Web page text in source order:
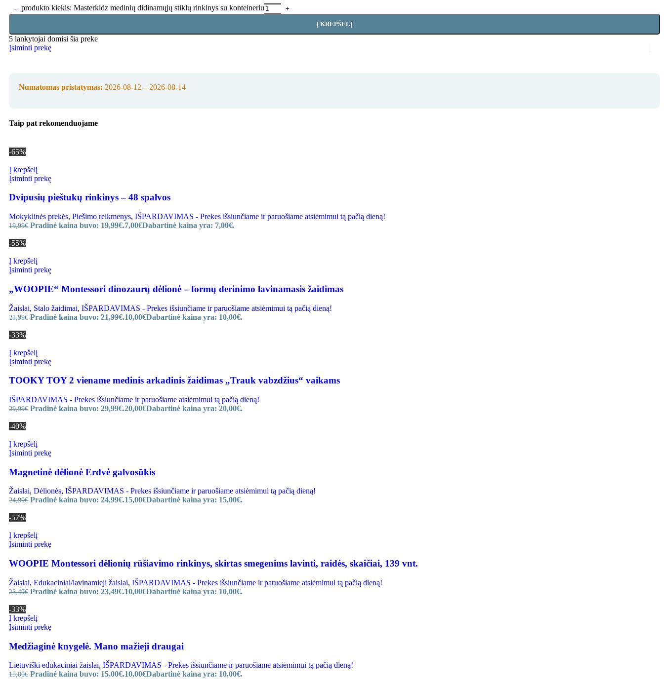
produkto kiekis: Masterkidz medinių didinamųjų stiklų rinkinys su konteineriu
Į KREPŠELĮ
5 lankytojai domisi šia preke
Įsiminti prekę
Numatomas pristatymas: 2026-08-12 – 2026-08-14
Taip pat rekomenduojame
-65%
Į krepšelį
Įsiminti prekę
Dvipusių pieštukų rinkinys – 48 spalvos
Mokyklinės prekės, Piešimo reikmenys, IŠPARDAVIMAS - Prekes išsiunčiame ir paruošiame atsiėmimui tą pačią dieną!
19,99€ Pradinė kaina buvo: 19,99€.7,00€Dabartinė kaina yra: 7,00€.
-55%
Į krepšelį
Įsiminti prekę
„WOOPIE“ Montessori dinozaurų dėlionė – formų derinimo lavinamasis žaidimas
Žaislai, Stalo žaidimai, IŠPARDAVIMAS - Prekes išsiunčiame ir paruošiame atsiėmimui tą pačią dieną!
21,99€ Pradinė kaina buvo: 21,99€.10,00€Dabartinė kaina yra: 10,00€.
-33%
Į krepšelį
Įsiminti prekę
TOOKY TOY 2 viename medinis arkadinis žaidimas „Trauk vabzdžius“ vaikams
IŠPARDAVIMAS - Prekes išsiunčiame ir paruošiame atsiėmimui tą pačią dieną!
29,99€ Pradinė kaina buvo: 29,99€.20,00€Dabartinė kaina yra: 20,00€.
-40%
Į krepšelį
Įsiminti prekę
Magnetinė dėlionė Erdvė galvosūkis
Žaislai, Dėlionės, IŠPARDAVIMAS - Prekes išsiunčiame ir paruošiame atsiėmimui tą pačią dieną!
24,99€ Pradinė kaina buvo: 24,99€.15,00€Dabartinė kaina yra: 15,00€.
-57%
Į krepšelį
Įsiminti prekę
WOOPIE Montessori dėlionių rūšiavimo rinkinys, skirtas smegenims lavinti, raidės, skaičiai, 139 vnt.
Žaislai, Edukaciniai/lavinamieji žaislai, IŠPARDAVIMAS - Prekes išsiunčiame ir paruošiame atsiėmimui tą pačią dieną!
23,49€ Pradinė kaina buvo: 23,49€.10,00€Dabartinė kaina yra: 10,00€.
-33%
Į krepšelį
Įsiminti prekę
Medžiaginė knygelė. Mano mažieji draugai
Lietuviški edukaciniai žaislai, IŠPARDAVIMAS - Prekes išsiunčiame ir paruošiame atsiėmimui tą pačią dieną!
15,00€ Pradinė kaina buvo: 15,00€.10,00€Dabartinė kaina yra: 10,00€.